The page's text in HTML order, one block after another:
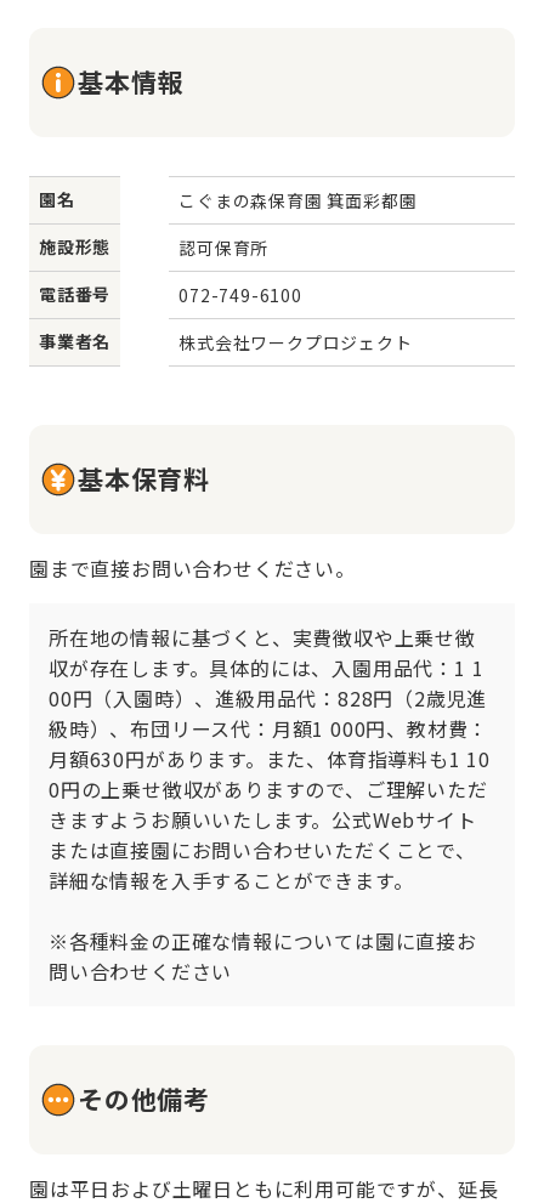
基本情報
園名
こぐまの森保育園 箕面彩都園
施設形態
認可保育所
電話番号
072-749-6100
事業者名
株式会社ワークプロジェクト
基本保育料
園まで直接お問い合わせください。
所在地の情報に基づくと、実費徴収や上乗せ徴
収が存在します。具体的には、入園用品代：1 1
00円（入園時）、進級用品代：828円（2歳児進
級時）、布団リース代：月額1 000円、教材費：
月額630円があります。また、体育指導料も1 10
0円の上乗せ徴収がありますので、ご理解いただ
きますようお願いいたします。公式Webサイト
または直接園にお問い合わせいただくことで、
詳細な情報を入手することができます。
※各種料金の正確な情報については園に直接お
問い合わせください
その他備考
園は平日および土曜日ともに利用可能ですが、延長